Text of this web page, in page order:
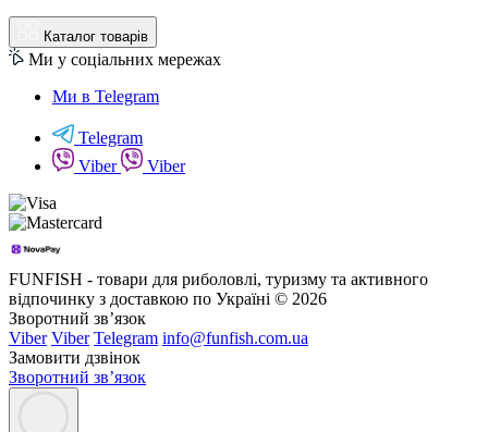
Каталог товарів
Ми у соціальних мережах
Ми в Telegram
Telegram
Viber
Viber
FUNFISH - товари для риболовлі, туризму та активного
відпочинку з доставкою по Україні © 2026
Зворотний зв’язок
Viber Viber Telegram info@funfish.com.ua
Замовити дзвінок
Зворотний зв’язок